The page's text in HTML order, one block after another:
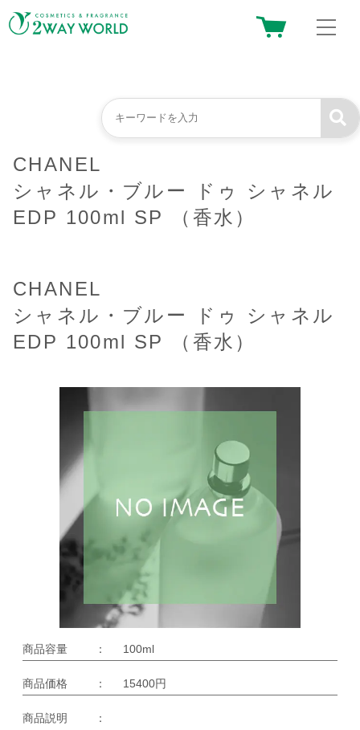
CHANEL
シャネル・ブルー ドゥ シャネル
EDP 100ml SP （香水）
CHANEL
シャネル・ブルー ドゥ シャネル
EDP 100ml SP （香水）
商品容量 ： 100ml
商品価格 ： 15400円
商品説明
：